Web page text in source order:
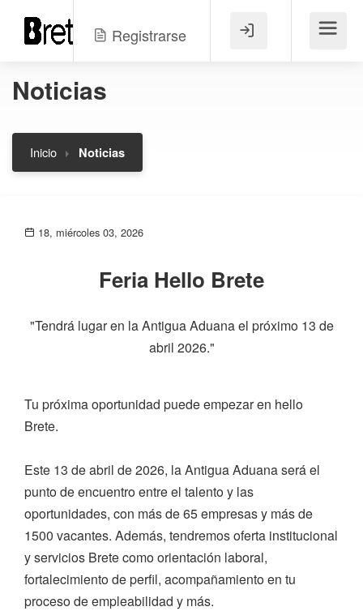
Registrarse Menú
Noticias
Inicio Noticias
18, miércoles 03, 2026
Feria Hello Brete
"Tendrá lugar en la Antigua Aduana el próximo 13 de
abril 2026."
Tu próxima oportunidad puede empezar en hello
Brete.
Este 13 de abril de 2026, la Antigua Aduana será el
punto de encuentro entre el talento y las
oportunidades, con más de 65 empresas y más de
1500 vacantes. Además, tendremos oferta institucional
y servicios Brete como orientación laboral,
fortalecimiento de perfil, acompañamiento en tu
proceso de empleabilidad y más.